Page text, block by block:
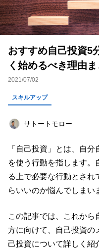
スキルアップ ビ
インタビュー カ
イベントレポート
美容師 イベント
ライフハック エ
教育 西島知宏
おすすめ自己投資5
く始めるべき理由
2021/07/02
スキルアップ
サトートモロー
「自己投資」とは、自
を使う行動を指します。
る上で必要な行動とされ
らいいのか悩んでしまい
この記事では、これから
方に向けて、自己投資の
己投資について詳しく紹